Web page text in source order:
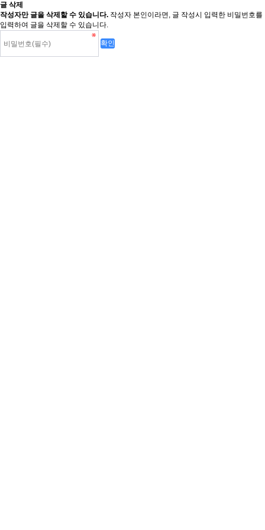
글 삭제
작성자만 글을 삭제할 수 있습니다. 작성자 본인이라면, 글 작성시 입력한 비밀번호를
입력하여 글을 삭제할 수 있습니다.